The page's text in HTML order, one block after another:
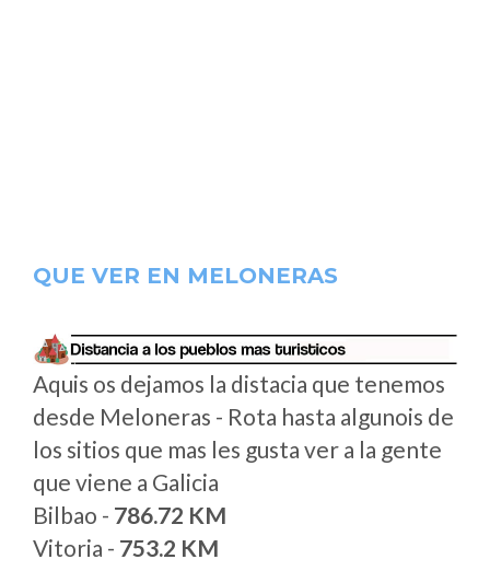
QUE VER EN MELONERAS
Aquis os dejamos la distacia que tenemos
desde Meloneras - Rota hasta algunois de
los sitios que mas les gusta ver a la gente
que viene a Galicia
Bilbao - 786.72 KM
Vitoria - 753.2 KM